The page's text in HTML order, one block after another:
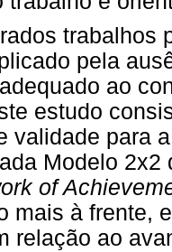
trabalhos
pela
ao
estudo
validade para
Modelo
of
mais à frente,
relação ao